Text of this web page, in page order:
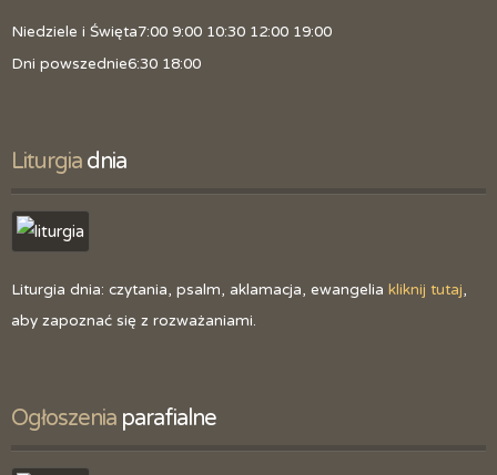
Niedziele i Święta7:00 9:00 10:30 12:00 19:00
Dni powszednie6:30 18:00
Liturgia dnia
Liturgia dnia: czytania, psalm, aklamacja, ewangelia kliknij tutaj,
aby zapoznać się z rozważaniami.
Ogłoszenia parafialne